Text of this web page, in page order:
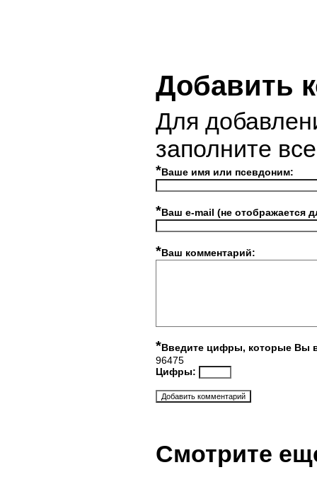
Добавить
Для
заполните
*Ваше имя или псевдоним:
*Ваш e-mail (не отображается
*Ваш комментарий:
*Введите цифры, которые Вы
96475
Цифры:
Смотрите